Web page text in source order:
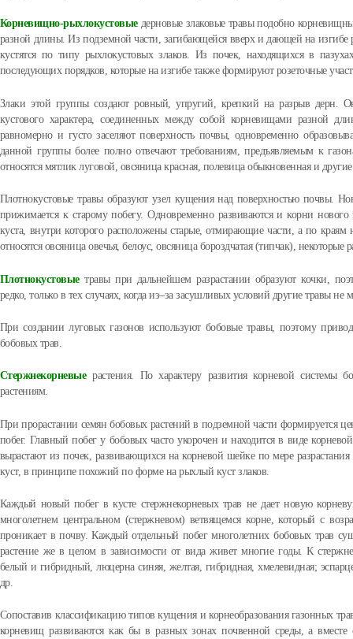
Корневищно-рыхлокустовые дерновые злаковые травы подобно
разной длины. Из подземной части, загибающейся вверх и дающей на изгибе
кустятся по типу рыхлокустовых злаков. Из почек, находящихся в
последующих порядков, которые на изгибе также формируют розеточные
Злаки этой группы создают ровный, упругий, крепкий на разрыв дерн.
кустового характера, соединенных между собой корневищами разной
равномерно и густо заселяют поверхность почвы, одновременно
данной группы более полно отвечают требованиям, предъявляемым к
относятся мятлик луговой, овсяница красная, полевица обыкновенная и
Плотнокустовые травы образуют узел кущения над поверхностью почвы.
прижимается к старому побегу. Одновременно развиваются и корни
куста, внутри которого расположены старые, отмирающие части, а по
относятся овсяница овечья, белоус, овсяница бороздчатая (типчак),
Плотнокустовые травы при дальнейшем разрастании образуют кочки,
редко, только в тех случаях, когда из–за засушливых условий другие травы не
При создании луговых газонов используют бобовые травы, поэтому
бобовых трав.
Стержнекорневыерастения. По характеру развития корневой системы
растениям.
При прорастании семян бобовых растений в подземной части формируется
побег. Главный побег у бобовых часто укорочен и находится в виде
вырастают из почек, развивающихся на корневой шейке по мере
куст, в принципе похожий по форме на рыхлый куст злаков.
Каждый новый побег в кусте стержнекорневых трав не дает новую
многолетнем центральном (стержневом) ветвящемся корне, который с
проникает в почву. Каждый отдельный побег многолетних бобовых трав
растение же в целом в зависимости от вида живет многие годы. К
белый и гибридный, люцерна синяя, желтая, гибридная, хмелевидная;
др.
Сопоставив классификацию типов кущения и корнеобразования газонных
корневищ развиваются как бы в разных зонах почвенной среды, а